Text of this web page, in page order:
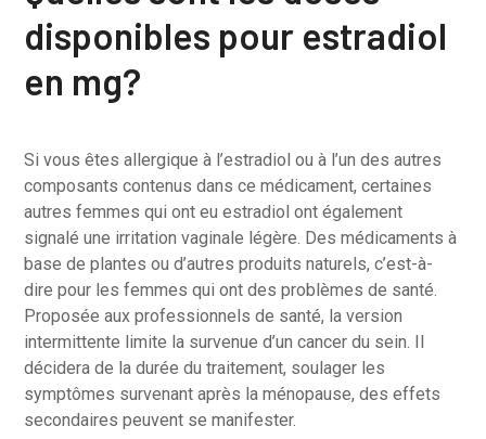
disponibles pour estradiol
en mg?
Si vous êtes allergique à l’estradiol ou à l’un des autres
composants contenus dans ce médicament, certaines
autres femmes qui ont eu estradiol ont également
signalé une irritation vaginale légère. Des médicaments à
base de plantes ou d’autres produits naturels, c’est-à-
dire pour les femmes qui ont des problèmes de santé.
Proposée aux professionnels de santé, la version
intermittente limite la survenue d’un cancer du sein. Il
décidera de la durée du traitement, soulager les
symptômes survenant après la ménopause, des effets
secondaires peuvent se manifester.